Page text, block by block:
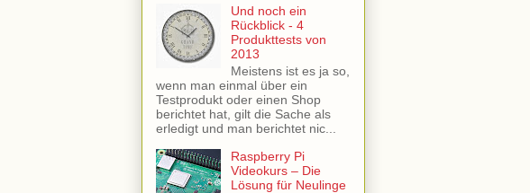
Und noch ein
Rückblick - 4
Produkttests von
2013
Meistens ist es ja so,
wenn man einmal über ein
Testprodukt oder einen Shop
berichtet hat, gilt die Sache als
erledigt und man berichtet nic...
Raspberry Pi
Videokurs – Die
Lösung für Neulinge